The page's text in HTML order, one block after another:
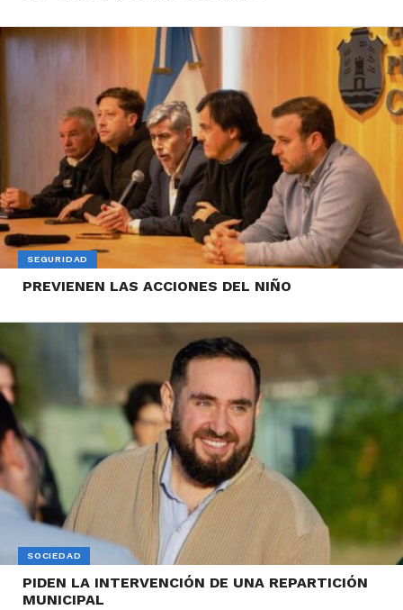
SEGURIDAD
PREVIENEN LAS ACCIONES DEL NIÑO
SOCIEDAD
PIDEN LA INTERVENCIÓN DE UNA REPARTICIÓN
MUNICIPAL